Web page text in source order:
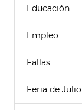
Educación
Empleo
Fallas
Feria de Julio